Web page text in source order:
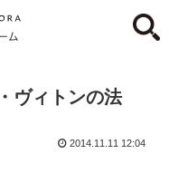
ヴィトンの法
2014.11.11 12:04